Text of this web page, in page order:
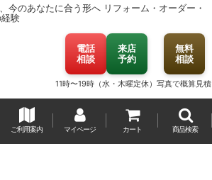
今のあなたに合う形へ リフォーム・オーダー・
験
電話
相談
来店
予約
11時〜19時（水・木曜定休）
無料
相談
写真で概算見積
ご利用案内 マイページ カート 商品検索